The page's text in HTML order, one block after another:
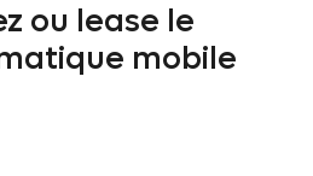
ou lease le
mobile